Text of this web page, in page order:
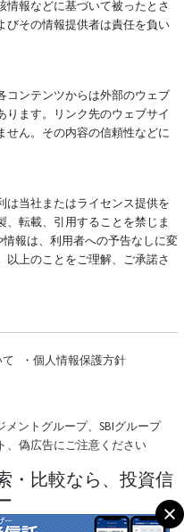
報などに基づいて被ったとさ
びその情報提供者は責任を負い
コンテンツからは外部のウェブ
ます。リンク先のウェブサイ
せん。その内容の信頼性などに
は当社またはライセンス提供を
転載、引用することを禁じま
報は、利用者への予告なしに変
上のことをご理解、ご承諾さ
・ 個人情報保護方針
ントグループ、SBIグループ
、偽広告にご注意ください
・比較なら、投資信
Ltd. All Rights